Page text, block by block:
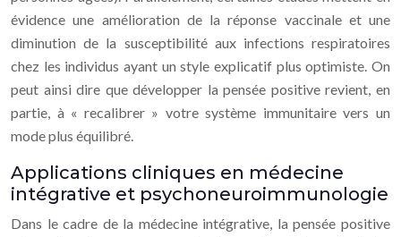
évidence une amélioration de la réponse vaccinale et une
diminution de la susceptibilité aux infections respiratoires
chez les individus ayant un style explicatif plus optimiste. On
peut ainsi dire que développer la pensée positive revient, en
partie, à « recalibrer » votre système immunitaire vers un
mode plus équilibré.
Applications cliniques en médecine
intégrative et psychoneuroimmunologie
Dans le cadre de la médecine intégrative, la pensée positive